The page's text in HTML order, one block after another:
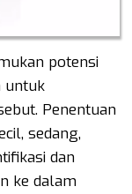
potensi
untuk
Penentuan
sedang,
dan
ke dalam